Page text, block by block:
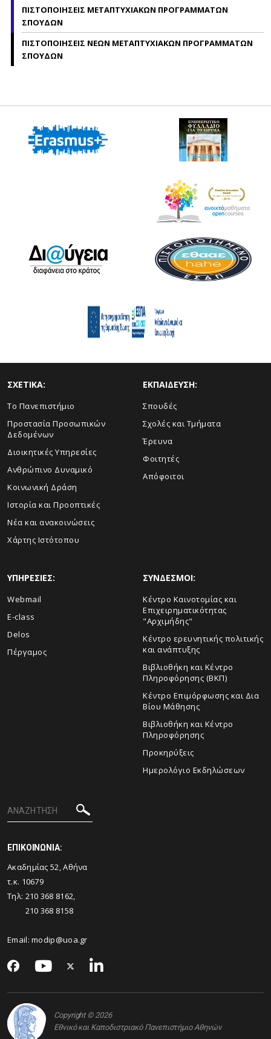
ΠΙΣΤΟΠΟΙΗΣΕΙΣ ΜΕΤΑΠΤΥΧΙΑΚΩΝ ΠΡΟΓΡΑΜΜΑΤΩΝ
ΣΠΟΥΔΩΝ
ΠΙΣΤΟΠΟΙΗΣΕΙΣ NΕΩΝ ΜΕΤΑΠΤΥΧΙΑΚΩΝ ΠΡΟΓΡΑΜΜΑΤΩΝ
ΣΠΟΥΔΩΝ
ΣΧΕΤΙΚΑ:
Το Πανεπιστήμιο
Προστασία Προσωπικών
Δεδομένων
Διοικητικές Υπηρεσίες
Ανθρώπινο Δυναμικό
Κοινωνική Δράση
Ιστορία και Προοπτικές
Νέα και ανακοινώσεις
Χάρτης Ιστότοπου
ΕΚΠΑΙΔΕΥΣΗ:
Σπουδές
Σχολές και Τμήματα
Έρευνα
Φοιτητές
Απόφοιτοι
ΥΠΗΡΕΣΙΕΣ:
Webmail
E-class
Delos
Πέργαμος
ΣΥΝΔΕΣΜΟΙ:
Κέντρο Καινοτομίας και
Επιχειρηματικότητας
"Αρχιμήδης"
Κέντρο ερευνητικής πολιτικής
και ανάπτυξης
Βιβλιοθήκη και Κέντρο
Πληροφόρησης (ΒΚΠ)
Κέντρο Επιμόρφωσης και Δια
Βίου Μάθησης
Βιβλιοθήκη και Κέντρο
Πληροφόρησης
Προκηρύξεις
Ημερολόγιο Εκδηλώσεων
ΕΠΙΚΟΙΝΩΝΙΑ:
Ακαδημίας 52, Αθήνα
τ.κ. 10679
Τηλ: 210 368 8162,
210 368 8158
Email:modip@uoa.gr
Copyright © 2026
Εθνικό και Καποδιστριακό Πανεπιστήμιο Αθηνών